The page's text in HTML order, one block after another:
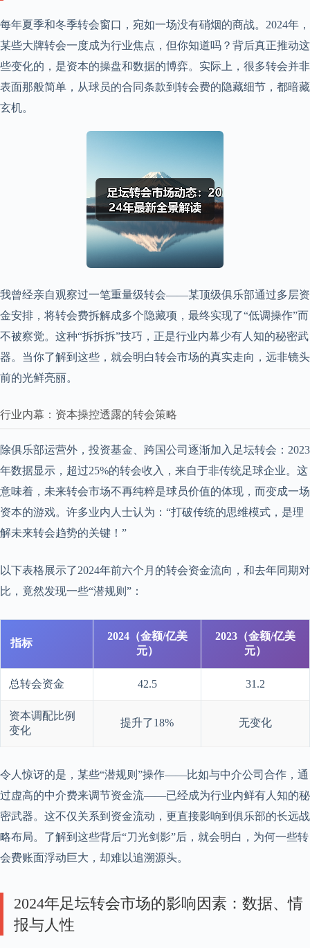
每年夏季和冬季转会窗口，宛如一场没有硝烟的商战。2024年，
某些大牌转会一度成为行业焦点，但你知道吗？背后真正推动这
些变化的，是资本的操盘和数据的博弈。实际上，很多转会并非
表面那般简单，从球员的合同条款到转会费的隐藏细节，都暗藏
玄机。
我曾经亲自观察过一笔重量级转会——某顶级俱乐部通过多层资
金安排，将转会费拆解成多个隐藏项，最终实现了“低调操作”而
不被察觉。这种“拆拆拆”技巧，正是行业内幕少有人知的秘密武
器。当你了解到这些，就会明白转会市场的真实走向，远非镜头
前的光鲜亮丽。
行业内幕：资本操控透露的转会策略
除俱乐部运营外，投资基金、跨国公司逐渐加入足坛转会：2023
年数据显示，超过25%的转会收入，来自于非传统足球企业。这
意味着，未来转会市场不再纯粹是球员价值的体现，而变成一场
资本的游戏。许多业内人士认为：“打破传统的思维模式，是理
解未来转会趋势的关键！”
以下表格展示了2024年前六个月的转会资金流向，和去年同期对
比，竟然发现一些“潜规则”：
指标
2024（金额/亿美
元）
2023（金额/亿美
元）
总转会资金 42.5 31.2
资本调配比例
变化
提升了18% 无变化
令人惊讶的是，某些“潜规则”操作——比如与中介公司合作，通
过虚高的中介费来调节资金流——已经成为行业内鲜有人知的秘
密武器。这不仅关系到资金流动，更直接影响到俱乐部的长远战
略布局。了解到这些背后“刀光剑影”后，就会明白，为何一些转
会费账面浮动巨大，却难以追溯源头。
2024年足坛转会市场的影响因素：数据、情
报与人性